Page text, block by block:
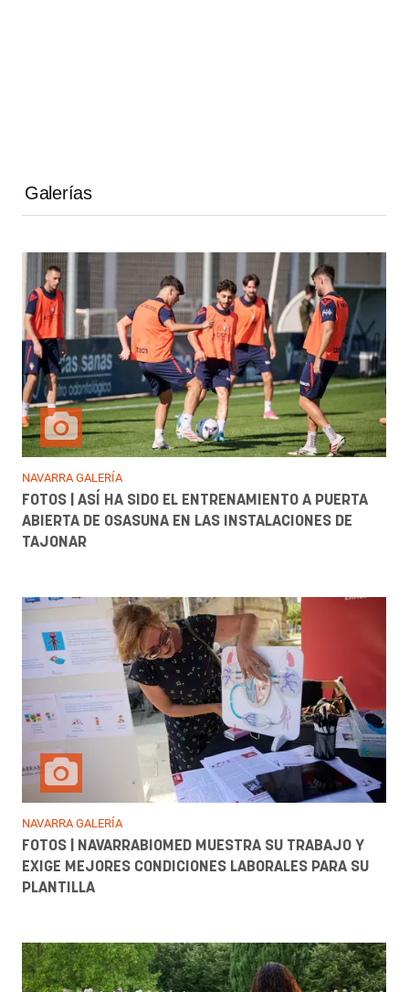
Galerías
NAVARRA GALERÍA
FOTOS | ASÍ HA SIDO EL ENTRENAMIENTO A PUERTA
ABIERTA DE OSASUNA EN LAS INSTALACIONES DE
TAJONAR
NAVARRA GALERÍA
FOTOS | NAVARRABIOMED MUESTRA SU TRABAJO Y
EXIGE MEJORES CONDICIONES LABORALES PARA SU
PLANTILLA